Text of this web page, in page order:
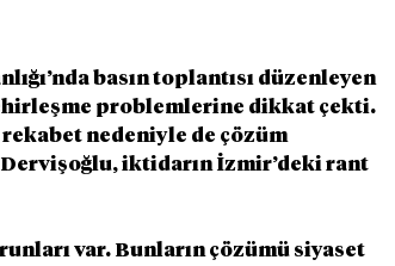
basın toplantısı düzenleyen
problemlerine dikkat çekti.
rekabet nedeniyle de çözüm
iktidarın İzmir’deki rant
var. Bunların çözümü siyaset